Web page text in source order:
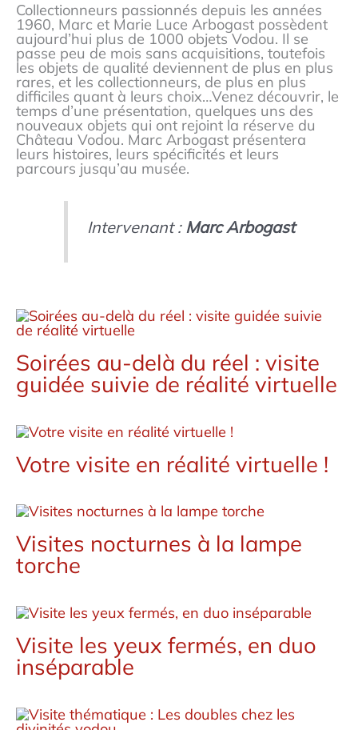
Collectionneurs passionnés depuis les années
1960, Marc et Marie Luce Arbogast possèdent
aujourd’hui plus de 1000 objets Vodou. Il se
passe peu de mois sans acquisitions, toutefois
les objets de qualité deviennent de plus en plus
rares, et les collectionneurs, de plus en plus
difficiles quant à leurs choix…Venez découvrir, le
temps d’une présentation, quelques uns des
nouveaux objets qui ont rejoint la réserve du
Château Vodou. Marc Arbogast présentera
leurs histoires, leurs spécificités et leurs
parcours jusqu’au musée.
Intervenant : Marc Arbogast
Soirées au-delà du réel : visite
guidée suivie de réalité virtuelle
Votre visite en réalité virtuelle !
Visites nocturnes à la lampe
torche
Visite les yeux fermés, en duo
inséparable